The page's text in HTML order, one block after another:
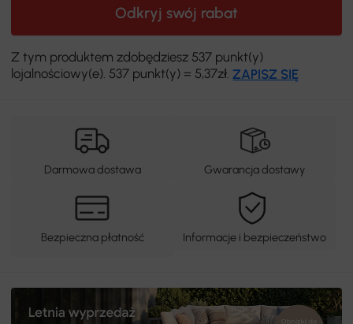
Odkryj swój rabat
Z tym produktem zdobędziesz 537 punkt(y)
lojalnościowy(e). 537 punkt(y) = 5,37zł.ZAPISZ SIĘ
Darmowa dostawa Gwarancja dostawy
Bezpieczna płatność Informacje i bezpieczeństwo